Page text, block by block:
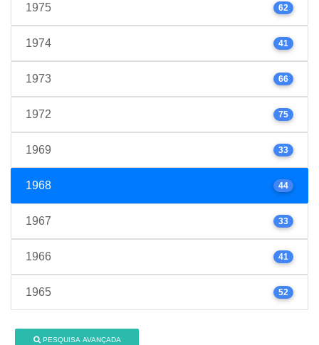
1975 62
1974 41
1973 66
1972 75
1969 33
1968 44
1967 33
1966 41
1965 52
PESQUISA AVANÇADA